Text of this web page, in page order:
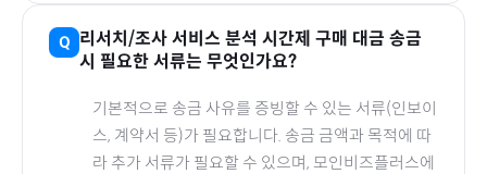
리서치/조사 서비스 분석 시간제 구매 대금 송금
시 필요한 서류는 무엇인가요?
기본적으로 송금 사유를 증빙할 수 있는 서류(인보이
스, 계약서 등)가 필요합니다. 송금 금액과 목적에 따
라 추가 서류가 필요할 수 있으며, 모인비즈플러스에